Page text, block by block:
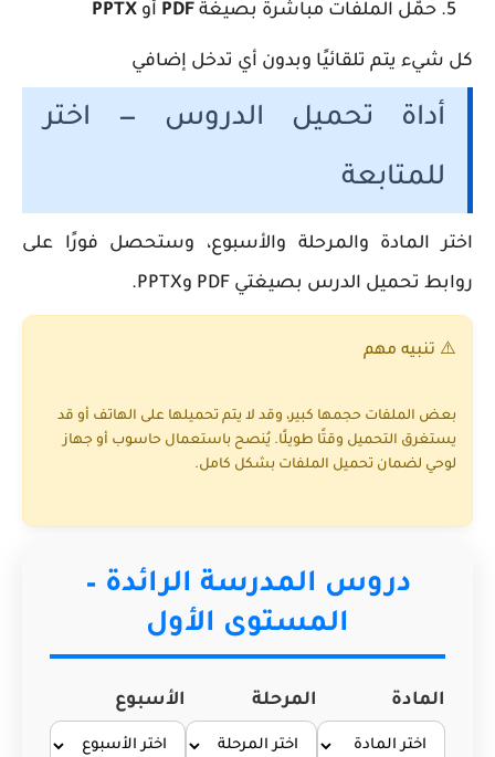
حمّل الملفات مباشرة بصيغة PDF أو PPTX
كل شيء يتم تلقائيًا وبدون أي تدخل إضافي
أداة تحميل الدروس — اختر
للمتابعة
اختر المادة والمرحلة والأسبوع، وستحصل فورًا على
روابط تحميل الدرس بصيغتي PDF وPPTX.
⚠️ تنبيه مهم
بعض الملفات حجمها كبير، وقد لا يتم تحميلها على الهاتف أو قد
يستغرق التحميل وقتًا طويلًا. يُنصح باستعمال حاسوب أو جهاز
لوحي لضمان تحميل الملفات بشكل كامل.
دروس المدرسة الرائدة –
المستوى الأول
المادة المرحلة الأسبوع